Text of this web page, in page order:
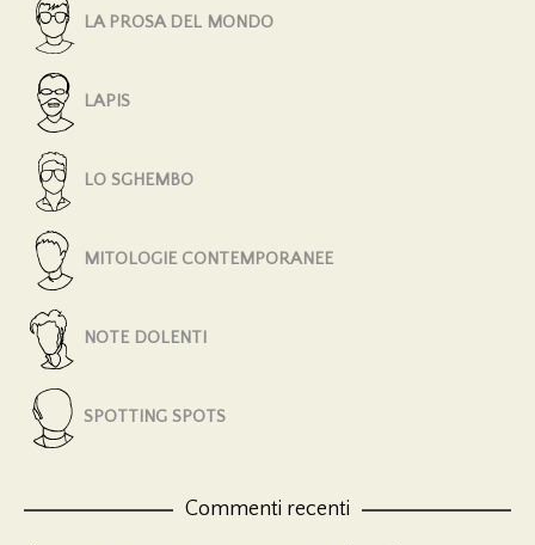
LA PROSA DEL MONDO
LAPIS
LO SGHEMBO
MITOLOGIE CONTEMPORANEE
NOTE DOLENTI
SPOTTING SPOTS
Commenti recenti